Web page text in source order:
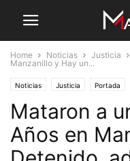
Home Noticias Justicia
Manzanillo y Hay un...
Noticias Justicia Portada
Mataron a
Años en